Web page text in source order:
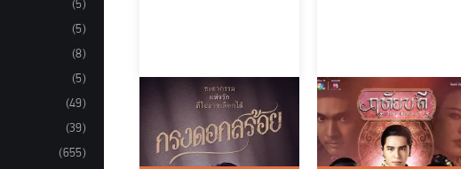
Цветочная клетка
Таиланд / 2023 / Сериалы /
Драма / Мелодрама
Чистая сердцем
Таиланд / 2023 / Сериалы /
Мелодрама / Боевик /
Исторический
(5)
(5)
(8)
(5)
(49)
(39)
(655)